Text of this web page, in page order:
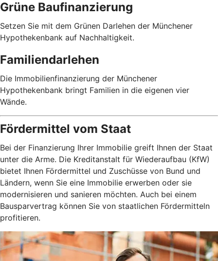
Grüne Baufinanzierung
Setzen Sie mit dem Grünen Darlehen der Münchener
Hypothekenbank auf Nachhaltigkeit.
Familiendarlehen
Die Immobilienfinanzierung der Münchener
Hypothekenbank bringt Familien in die eigenen vier
Wände.
Fördermittel vom Staat
Bei der Finanzierung Ihrer Immobilie greift Ihnen der Staat
unter die Arme. Die Kreditanstalt für Wiederaufbau (KfW)
bietet Ihnen Fördermittel und Zuschüsse von Bund und
Ländern, wenn Sie eine Immobilie erwerben oder sie
modernisieren und sanieren möchten. Auch bei einem
Bausparvertrag können Sie von staatlichen Fördermitteln
profitieren.